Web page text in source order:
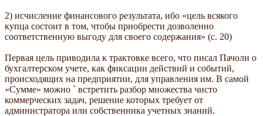
2) исчисление финансового результата, ибо «цель всякого
купца состоит в том, чтобы приобрести дозволенно
соответственную выгоду для своего содержания» (с. 20)
Первая цель приводила к трактовке всего, что писал Пачоли о
бухгалтерском учете, как фиксации действий и событий,
происходящих на предприятии, для управления им. В самой
«Сумме» можно ` встретить разбор множества чисто
коммерческих задач, решение которых требует от
администратора или собственника учетных знаний.